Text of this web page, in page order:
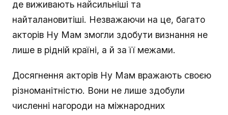
де виживають найсильніші та
найталановитіші. Незважаючи на це, багато
акторів Ну Мам змогли здобути визнання не
лише в рідній країні, а й за її межами.
Досягнення акторів Ну Мам вражають своєю
різноманітністю. Вони не лише здобули
численні нагороди на міжнародних